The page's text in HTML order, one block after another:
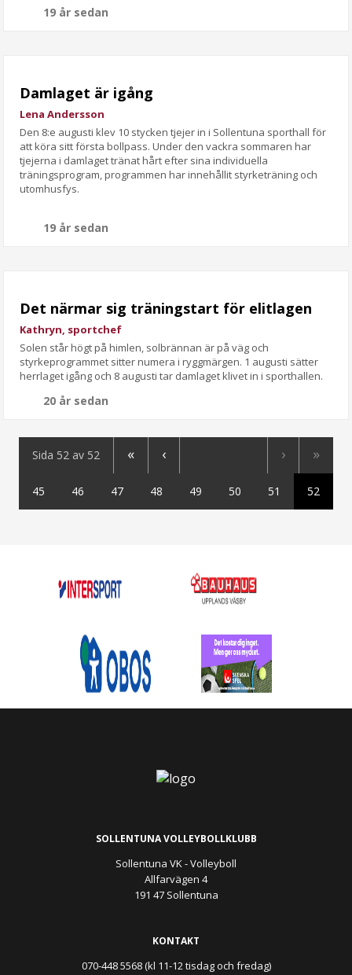
19 år sedan
Damlaget är igång
Lena Andersson
Den 8:e augusti klev 10 stycken tjejer in i Sollentuna sporthall för
att köra sitt första bollpass. Under den vackra sommaren har
tjejerna i damlaget tränat hårt efter sina individuella
träningsprogram, programmen har innehållit styrketräning och
utomhusfys.
19 år sedan
Det närmar sig träningstart för elitlagen
Kathryn, sportchef
Solen står högt på himlen, solbrännan är på väg och
styrkeprogrammet sitter numera i ryggmärgen. 1 augusti sätter
herrlaget igång och 8 augusti tar damlaget klivet in i sporthallen.
20 år sedan
Sida 52 av 52 « ‹ › »
45 46 47 48 49 50 51 52
SOLLENTUNA VOLLEYBOLLKLUBB
Sollentuna VK - Volleyboll
Allfarvägen 4
191 47 Sollentuna
KONTAKT
070-448 5568 (kl 11-12 tisdag och fredag)